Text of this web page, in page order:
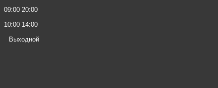
09:00 20:00
10:00 14:00
Выходной